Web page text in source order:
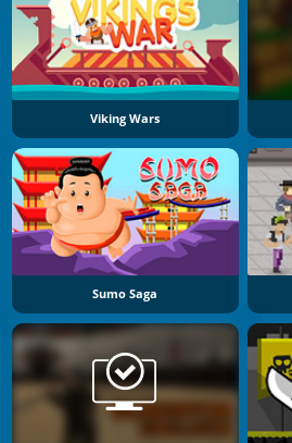
Viking Wars
Sumo Saga